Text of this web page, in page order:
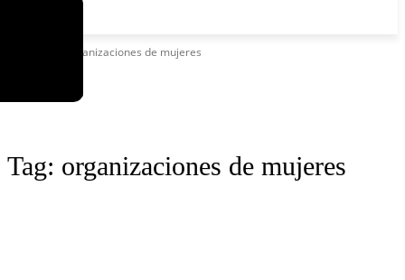
Organizaciones de mujeres
Tag: organizaciones de mujeres